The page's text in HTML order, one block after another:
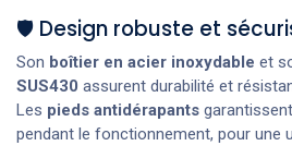
🛡️ Design robuste et
Son boîtier en acier inoxydable et
SUS430 assurent durabilité et
Les pieds antidérapants
pendant le fonctionnement, pour une